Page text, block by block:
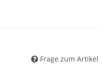
Frage zum Artikel